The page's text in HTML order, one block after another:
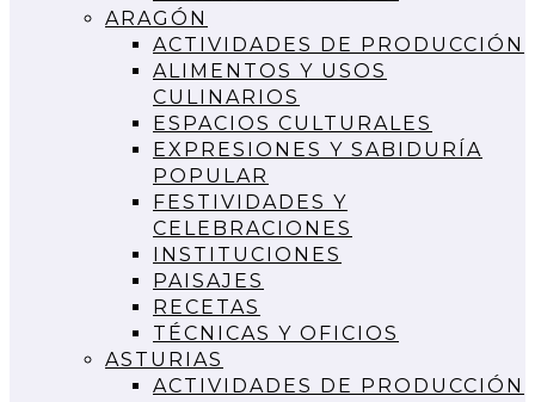
ARAGÓN
ACTIVIDADES DE PRODUCCIÓN
ALIMENTOS Y USOS
CULINARIOS
ESPACIOS CULTURALES
EXPRESIONES Y SABIDURÍA
POPULAR
FESTIVIDADES Y
CELEBRACIONES
INSTITUCIONES
PAISAJES
RECETAS
TÉCNICAS Y OFICIOS
ASTURIAS
ACTIVIDADES DE PRODUCCIÓN